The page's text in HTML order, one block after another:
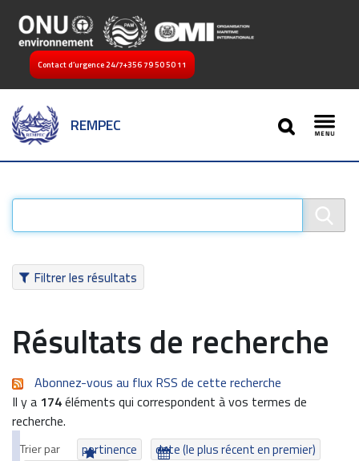
Contact d’urgence 24/7+356 79 50 50 11
REMPEC
SEARCH
Filtrer les résultats
Résultats de recherche
Abonnez-vous au flux RSS de cette recherche
Il y a 174éléments qui correspondent à vos termes de
recherche.
Trier par pertinence
date (le plus récent en premier)